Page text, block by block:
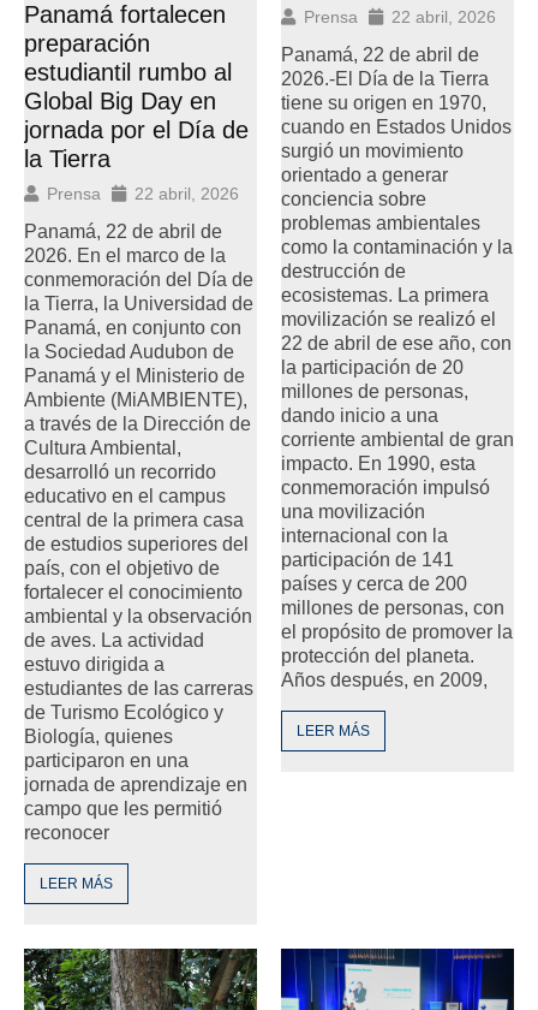
Panamá fortalecen
preparación
estudiantil rumbo al
Global Big Day en
jornada por el Día de
la Tierra
Prensa 22 abril, 2026
Panamá, 22 de abril de
2026. En el marco de la
conmemoración del Día de
la Tierra, la Universidad de
Panamá, en conjunto con
la Sociedad Audubon de
Panamá y el Ministerio de
Ambiente (MiAMBIENTE),
a través de la Dirección de
Cultura Ambiental,
desarrolló un recorrido
educativo en el campus
central de la primera casa
de estudios superiores del
país, con el objetivo de
fortalecer el conocimiento
ambiental y la observación
de aves. La actividad
estuvo dirigida a
estudiantes de las carreras
de Turismo Ecológico y
Biología, quienes
participaron en una
jornada de aprendizaje en
campo que les permitió
reconocer
LEER MÁS
Prensa 22 abril, 2026
Panamá, 22 de abril de
2026.-El Día de la Tierra
tiene su origen en 1970,
cuando en Estados Unidos
surgió un movimiento
orientado a generar
conciencia sobre
problemas ambientales
como la contaminación y la
destrucción de
ecosistemas. La primera
movilización se realizó el
22 de abril de ese año, con
la participación de 20
millones de personas,
dando inicio a una
corriente ambiental de gran
impacto. En 1990, esta
conmemoración impulsó
una movilización
internacional con la
participación de 141
países y cerca de 200
millones de personas, con
el propósito de promover la
protección del planeta.
Años después, en 2009,
LEER MÁS